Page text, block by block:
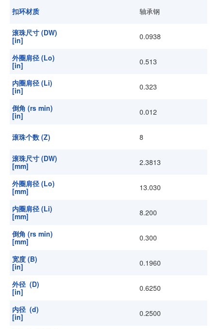
扣环材质 轴承钢
滚珠尺寸 (DW)
[in]
0.0938
外圈肩径 (Lo)
[in]
0.513
内圈肩径 (Li)
[in]
0.323
倒角 (rs min)
[in]
0.012
滚珠个数 (Z) 8
滚珠尺寸 (DW)
[mm]
2.3813
外圈肩径 (Lo)
[mm]
13.030
内圈肩径 (Li)
[mm]
8.200
倒角 (rs min)
[mm]
0.300
宽度 (B)
[in]
0.1960
外径 (D)
[in]
0.6250
内径 (d)
[in]
0.2500